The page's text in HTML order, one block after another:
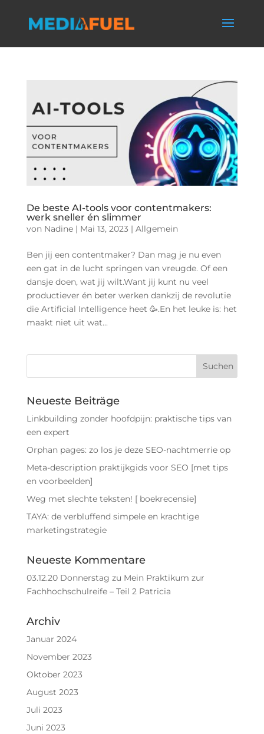
De beste AI-tools voor contentmakers:
werk sneller én slimmer
von Nadine| Mai 13, 2023| Allgemein
Ben jij een contentmaker? Dan mag je nu even
een gat in de lucht springen van vreugde. Of een
dansje doen, wat jij wilt.Want jij kunt nu veel
productiever én beter werken dankzij de revolutie
die Artificial Intelligence heet 🥳.En het leuke is: het
maakt niet uit wat...
Neueste Beiträge
Linkbuilding zonder hoofdpijn: praktische tips van
een expert
Orphan pages: zo los je deze SEO-nachtmerrie op
Meta-description praktijkgids voor SEO [met tips
en voorbeelden]
Weg met slechte teksten! [ boekrecensie]
TAYA: de verbluffend simpele en krachtige
marketingstrategie
Neueste Kommentare
03.12.20 Donnerstag zu Mein Praktikum zur
Fachhochschulreife – Teil 2 Patricia
Archiv
Januar 2024
November 2023
Oktober 2023
August 2023
Juli 2023
Juni 2023